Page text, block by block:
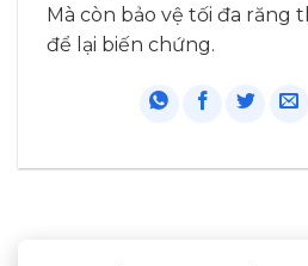
Mà còn bảo vệ tối đa răng
để lại biến chứng.